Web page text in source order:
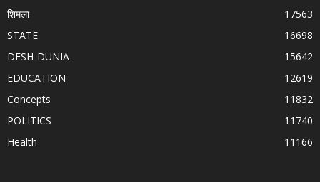
शिमला
17563
STATE
16698
DESH-DUNIA
15642
EDUCATION
12619
Concepts
11832
POLITICS
11740
Health
11166